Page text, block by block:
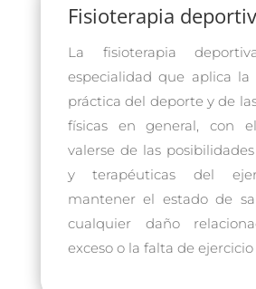
Fisioterapia
La fisioterapia
especialidad que aplica
práctica del deporte y de
físicas en general, con
valerse de las
y terapéuticas del
mantener el estado de
cualquier daño
exceso o la falta de ejercicio